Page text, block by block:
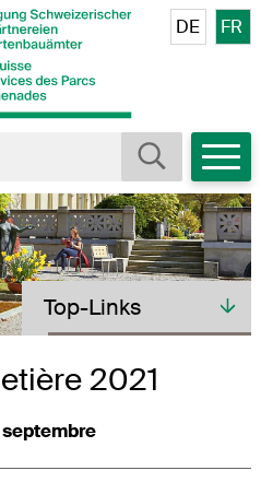
USSP
Rechercher
Veuillez
DE FR
Toplinks
Top-Links
2021
septembre